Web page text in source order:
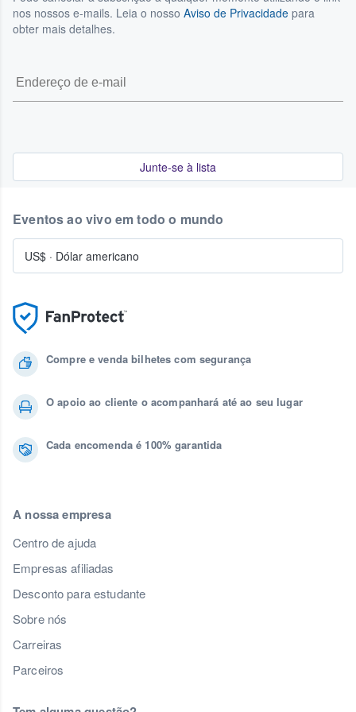
mais informações, consulte os nossos Termos de Serviço.
nos nossos e-mails. Leia o nosso Aviso de Privacidade para
obter mais detalhes.
Junte-se à lista
Compre e venda bilhetes com segurança
O apoio ao cliente o acompanhará até ao seu lugar
Cada encomenda é 100% garantida
A nossa empresa
Centro de ajuda
Empresas afiliadas
Desconto para estudante
Sobre nós
Carreiras
Parceiros
Eventos ao vivo em todo o mundo
US$ · Dólar americano